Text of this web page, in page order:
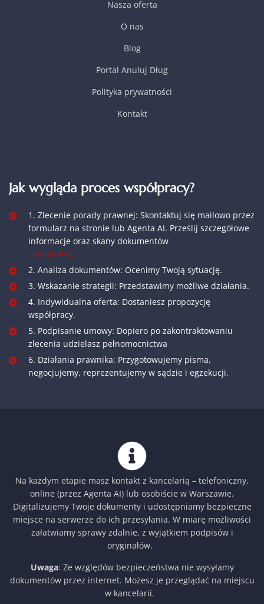
Nasza oferta
O nas
Blog
Portal Anuluj Dług
Polityka prywatności
Kontakt
Jak wygląda proces współpracy?
1. Zlecenie porady prawnej: Skontaktuj się mailowo przez
formularz na stronie lub Agenta AI. Prześlij szczegółowe
informacje oraz skany dokumentów
Link do FAQ
2. Analiza dokumentów: Ocenimy Twoją sytuację.
3. Wskazanie strategii: Przedstawimy możliwe działania.
4. Indywidualna oferta: Dostaniesz propozycję
współpracy.
5. Podpisanie umowy: Dopiero po zakontraktowaniu
zlecenia udzielasz pełnomocnictwa
6. Działania prawnika: Przygotowujemy pisma,
negocjujemy, reprezentujemy w sądzie i egzekucji.
Na każdym etapie masz kontakt z kancelarią – telefoniczny,
online (przez Agenta AI) lub osobiście w Warszawie.
Digitalizujemy Twoje dokumenty i udostępniamy bezpieczne
miejsce na serwerze do ich przesyłania. W miarę możliwości
załatwiamy sprawy zdalnie, z wyjątkiem podpisów i
oryginałów.
Uwaga: Ze względów bezpieczeństwa nie wysyłamy
dokumentów przez internet. Możesz je przeglądać na miejscu
w kancelarii.